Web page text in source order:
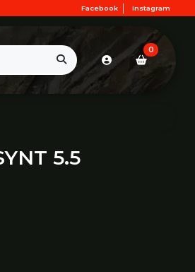
Facebook Instagram
0
5.5